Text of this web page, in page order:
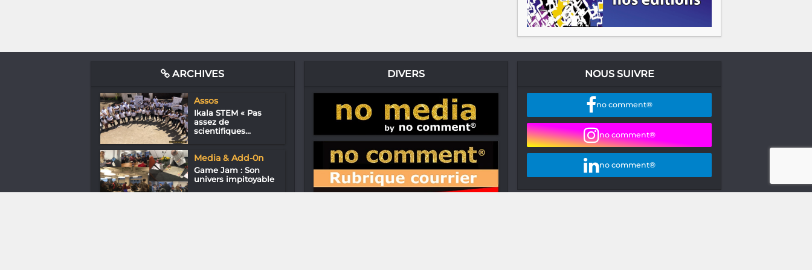
ARCHIVES
Assos
Ikala STEM « Pas
assez de
scientifiques...
Media & Add-0n
Game Jam : Son
univers impitoyable
DIVERS NOUS SUIVRE
no comment®
no comment®
no comment®